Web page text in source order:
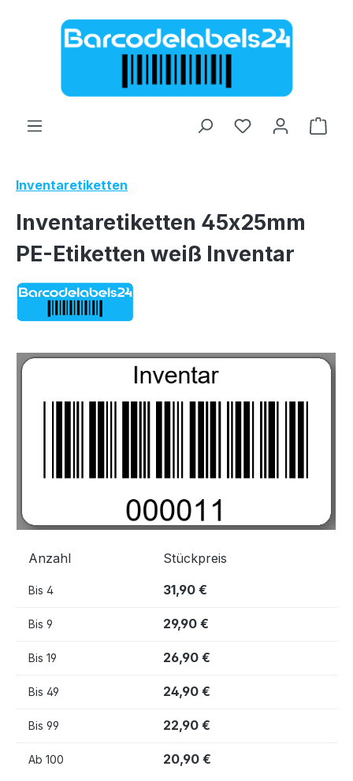
Zum Hauptinhalt springen
Inventaretiketten
Inventaretiketten 45x25mm
PE-Etiketten weiß Inventar
Bildergalerie überspringen
Anzahl Stückpreis
Bis 4 31,90 €
Bis 9 29,90 €
Bis 19 26,90 €
Bis 49 24,90 €
Bis 99 22,90 €
Ab 100 20,90 €